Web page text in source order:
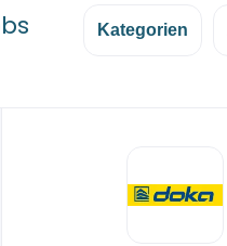
Kategorien
list